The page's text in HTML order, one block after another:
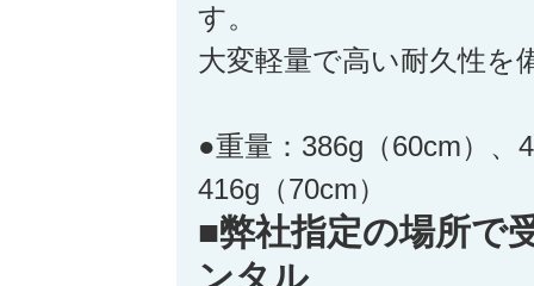
す。
大変軽量で高い耐久性を
●重量：386g（60cm）、
416g（70cm）
■弊社指定の場所で
ンタル